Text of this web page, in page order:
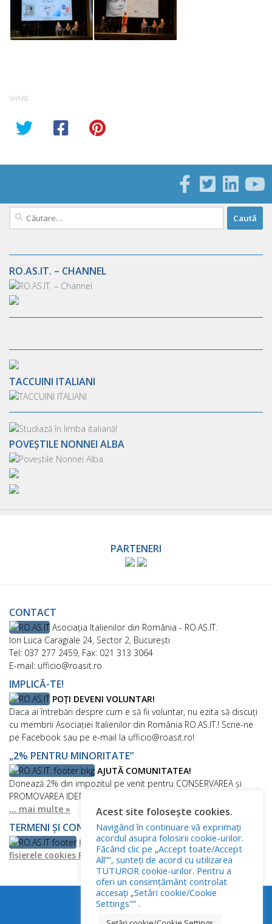
SHARE
Caută
RO.AS.IT. – CHANNEL
TACCUINI ITALIANI
POVEȘTILE NONNEI ALBA
PARTENERI
CONTACT
Asociaţia Italienilor din România - RO.AS.IT.
Ion Luca Caragiale 24, Sector 2, București
Tel: 037 277 2459, Fax: 021 313 3064
E-mail: ufficio@roasit.ro
IMPLICĂ-TE!
POȚI DEVENI VOLUNTAR!
Daca ai întrebări despre cum e să fii voluntar, nu ezita să discuți
cu membrii Asociației Italienilor din România RO.AS.IT.! Scrie-ne
pe Facebook sau pe e-mail la ufficio@roasit.ro!
„2% PENTRU MINORITATE”
AJUTĂ COMUNITATEA!
Donează 2% din impozitul pe venit pentru CONSERVAREA și
PROMOVAREA IDENTITĂȚII ETNIEI ITALIENE DIN ROMÂNIA!
... mai multe »
TERMENI ȘI CONDIȚII
Politica de confidențialitatePolitica privind
fișierele cookies Prelucrarea Datelor cu Caracter Personal
Acest site folosește cookies.
Navigând în continuare vă exprimați
acordul asupra folosirii cookie-urilor.
Făcând clic pe „Accept toate/Accept
All””, sunteți de acord cu utilizarea
TUTUROR cookie-urilor. Pentru a
oferi un consimțământ controlat
accesați „Setări cookie/Cookie
Settings"” .